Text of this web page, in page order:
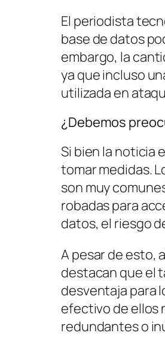
El periodista
base de datos
embargo, la
ya que incluso
utilizada en
¿Debemos
Si bien la noticia
tomar medidas.
son muy
robadas para
datos, el riesgo
A pesar de esto,
destacan que el
desventaja para
efectivo de ellos
redundantes o